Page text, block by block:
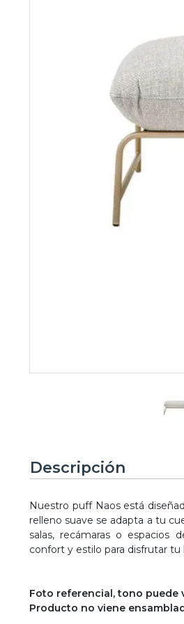
Descripción
Nuestro puff Naos está
relleno suave se adapta a tu
salas, recámaras o espacios
confort y estilo para disfrutar tu
Foto referencial, tono puede
Producto no viene